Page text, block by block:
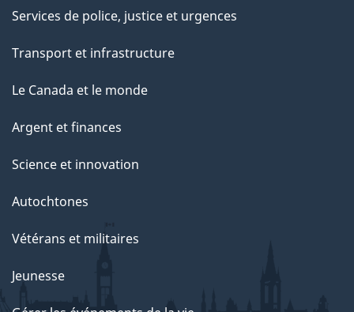
Services de police, justice et urgences
Transport et infrastructure
Le Canada et le monde
Argent et finances
Science et innovation
Autochtones
Vétérans et militaires
Jeunesse